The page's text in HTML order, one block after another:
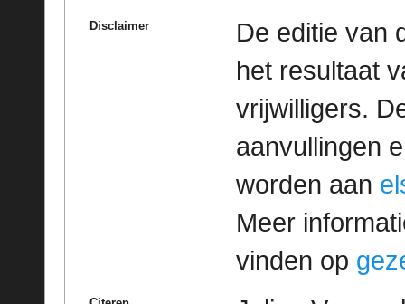
Disclaimer
De editie van
het resultaat
vrijwilligers.
aanvullingen
worden aan
Meer
vinden op